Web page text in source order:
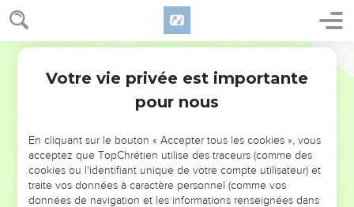
NE MANQUEZ PAS L’ÉVÉNEMENT
DE L’ANNÉE !
ET SI LEURS ERREURS POUVAIENT VOUS ÉVITER LES
VOTRES ?
Votre vie privée est importante
pour nous
En cliquant sur le bouton « Accepter tous les cookies », vous
acceptez que TopChrétien utilise des traceurs (comme des
cookies ou l'identifiant unique de votre compte utilisateur) et
traite vos données à caractère personnel (comme vos
données de navigation et les informations renseignées dans